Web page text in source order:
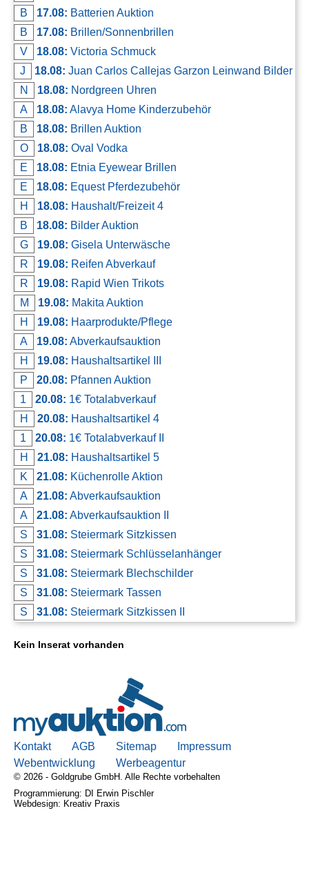
B
17.08: Batterien Auktion
B
17.08: Brillen/Sonnenbrillen
V
18.08: Victoria Schmuck
J
18.08: Juan Carlos Callejas Garzon Leinwand Bilder
N
18.08: Nordgreen Uhren
A
18.08: Alavya Home Kinderzubehör
B
18.08: Brillen Auktion
O
18.08: Oval Vodka
E
18.08: Etnia Eyewear Brillen
E
18.08: Equest Pferdezubehör
H
18.08: Haushalt/Freizeit 4
B
18.08: Bilder Auktion
G
19.08: Gisela Unterwäsche
R
19.08: Reifen Abverkauf
R
19.08: Rapid Wien Trikots
M
19.08: Makita Auktion
H
19.08: Haarprodukte/Pflege
A
19.08: Abverkaufsauktion
H
19.08: Haushaltsartikel III
P
20.08: Pfannen Auktion
1
20.08: 1€ Totalabverkauf
H
20.08: Haushaltsartikel 4
1
20.08: 1€ Totalabverkauf II
H
21.08: Haushaltsartikel 5
K
21.08: Küchenrolle Aktion
A
21.08: Abverkaufsauktion
A
21.08: Abverkaufsauktion II
S
31.08: Steiermark Sitzkissen
S
31.08: Steiermark Schlüsselanhänger
S
31.08: Steiermark Blechschilder
S
31.08: Steiermark Tassen
S
31.08: Steiermark Sitzkissen II
Kein Inserat vorhanden
Kontakt AGB Sitemap
Impressum
Webentwicklung
Werbeagentur
© 2026 - Goldgrube GmbH. Alle Rechte vorbehalten
Programmierung: DI Erwin Pischler
Webdesign: Kreativ Praxis